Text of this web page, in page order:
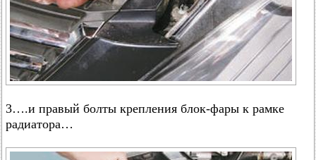
3….и правый болты крепления блок-фары к рамке
радиатора…